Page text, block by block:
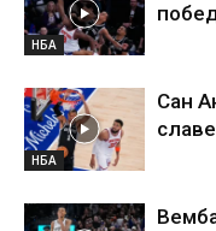
НБА
НБА
Сан